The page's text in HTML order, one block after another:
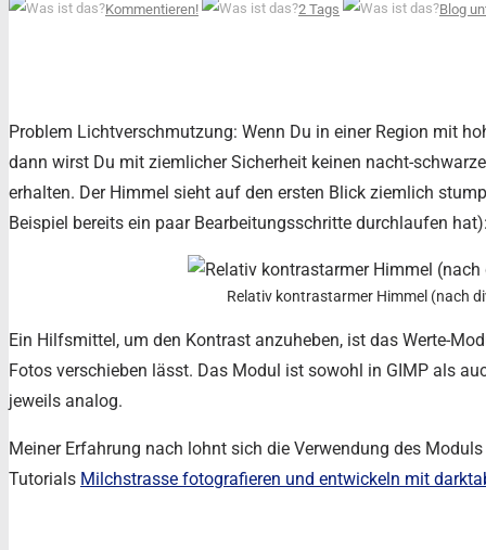
Kommentieren!
2 Tags Blog
Problem Lichtverschmutzung: Wenn Du in einer Region mit
dann wirst Du mit ziemlicher Sicherheit keinen nacht-
erhalten. Der Himmel sieht auf den ersten Blick ziemlich
Beispiel bereits ein paar Bearbeitungsschritte durchlaufen hat):
Relativ kontrastarmer Himmel (nach
Ein Hilfsmittel, um den Kontrast anzuheben, ist das Werte-
Fotos verschieben lässt. Das Modul ist sowohl in GIMP als
jeweils analog.
Meiner Erfahrung nach lohnt sich die Verwendung des
Tutorials Milchstrasse fotografieren und entwickeln mit